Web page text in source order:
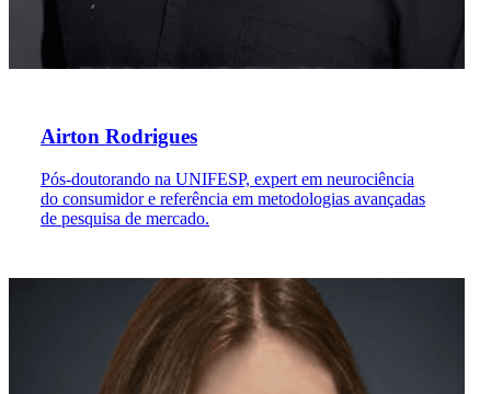
Airton Rodrigues
Pós-doutorando na UNIFESP, expert em neurociência
do consumidor e referência em metodologias avançadas
de pesquisa de mercado.